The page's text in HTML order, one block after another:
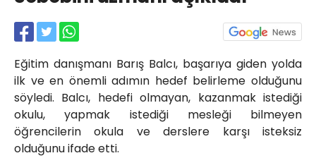
Eğitim danışmanı Barış Balcı, başarıya giden yolda
ilk ve en önemli adımın hedef belirleme olduğunu
söyledi. Balcı, hedefi olmayan, kazanmak istediği
okulu, yapmak istediği mesleği bilmeyen
öğrencilerin okula ve derslere karşı isteksiz
olduğunu ifade etti.
Yahya Kaptan Mahallesi
Akkavaklar Caddesi No:17/4 İzmit-
KOCAELİ
kocaelisokak@gmail.com